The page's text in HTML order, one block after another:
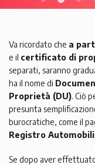
Va ricordato che a
e il certificato di
separati, saranno
ha il nome di
Proprietà (DU). Ciò
presunta
burocratiche, come il
Registro
Se dopo aver